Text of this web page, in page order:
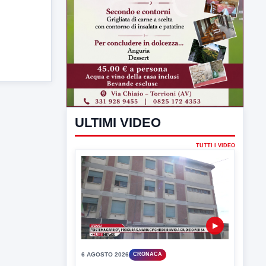
ULTIMI VIDEO
TUTTI I VIDEO
▶
6 AGOSTO 2026 CRONACA